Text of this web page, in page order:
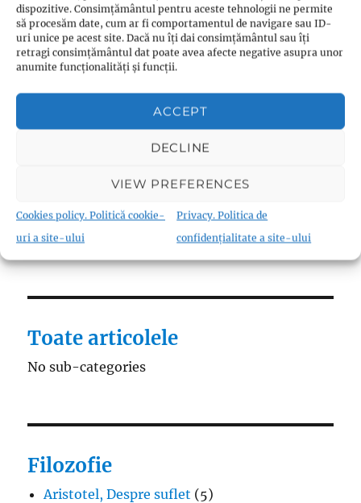
dispozitive. Consimțământul pentru aceste tehnologii ne permite
să procesăm date, cum ar fi comportamentul de navigare sau ID-
uri unice pe acest site. Dacă nu îți dai consimțământul sau îți
retragi consimțământul dat poate avea afecte negative asupra unor
anumite funcționalități și funcții.
ACCEPT
DECLINE
VIEW PREFERENCES
Cookies policy. Politică cookie-
uri a site-ului
Privacy. Politica de
confidențialitate a site-ului
Reforme(9)
Teologie(10)
Thomas Müntzer(1)
Biserica Înfrățirii Religiilor (Biserica
Fraternistă)(18)
Materiale canonice
(22)
Toate articolele
No sub-categories
Filozofie
Aristotel, Despre suflet (5)